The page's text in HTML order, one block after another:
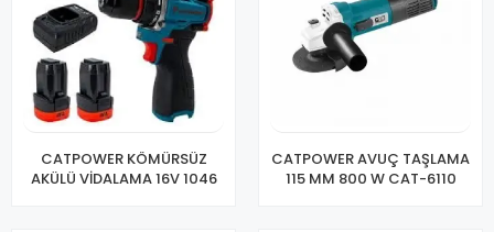
CATPOWER KÖMÜRSÜZ
AKÜLÜ VİDALAMA 16V 1046
CATPOWER AVUÇ TAŞLAMA
115 MM 800 W CAT-6110